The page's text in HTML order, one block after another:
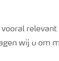
wij u om